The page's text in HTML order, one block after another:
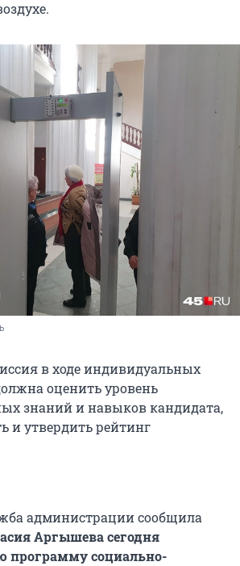
в ходе индивидуальных
оценить уровень
знаний и навыков кандидата,
и утвердить рейтинг
администрации сообщила
Аргышева сегодня
программу социально-